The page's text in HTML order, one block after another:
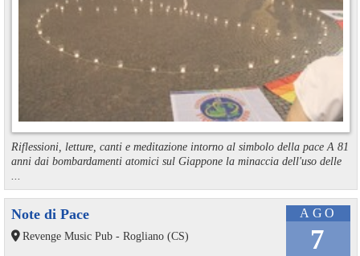
Riflessioni, letture, canti e meditazione intorno al simbolo della pace A 81
anni dai bombardamenti atomici sul Giappone la minaccia dell'uso delle
AGO
7
Note di Pace
Revenge Music Pub - Rogliano (CS)